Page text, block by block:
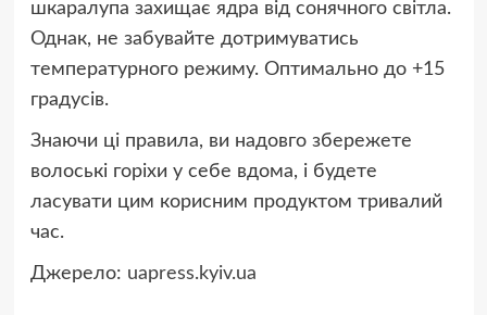
шкаралупа захищає ядра від сонячного світла.
Однак, не забувайте дотримуватись
температурного режиму. Оптимально до +15
градусів.
Знаючи ці правила, ви надовго збережете
волоські горіхи у себе вдома, і будете
ласувати цим корисним продуктом тривалий
час.
Джерело: uapress.kyiv.ua